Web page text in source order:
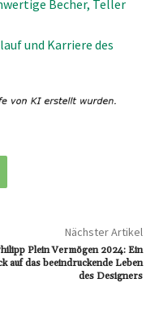
Becher, Teller
und Karriere des
Nächster Artikel
Plein Vermögen 2024: Ein
auf das beeindruckende Leben
des Designers